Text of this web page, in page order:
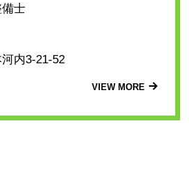
備士
内3-21-52
VIEW MORE